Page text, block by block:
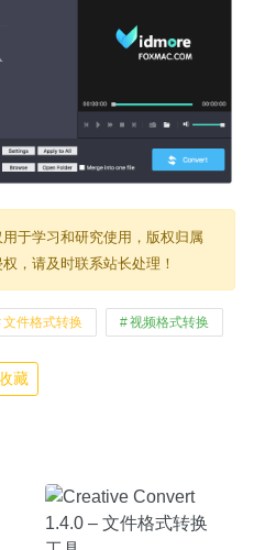
于学习和研究使用，版权归属
，请及时联系站长处理！
文件格式转换 视频格式转换
藏